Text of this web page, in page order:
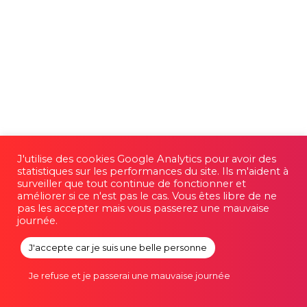
© 2026 Romain Favraud. |
Mentions légales et
J'utilise des cookies Google Analytics pour avoir des
statistiques sur les performances du site. Ils m'aident à
surveiller que tout continue de fonctionner et
améliorer si ce n'est pas le cas. Vous êtes libre de ne
pas les accepter mais vous passerez une mauvaise
journée.
J'accepte car je suis une belle personne
Je refuse et je passerai une mauvaise journée